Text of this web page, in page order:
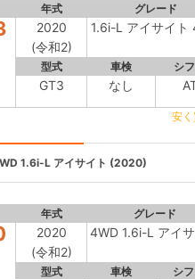
年式 グレード
2020
(令和2)
1.6i-L アイサイト
型式 車検 シ
GT3 なし
安く
1.6i-L アイサイト (2020)
年式 グレード
2020
(令和2)
4WD 1.6i-L アイ
型式 車検 シ